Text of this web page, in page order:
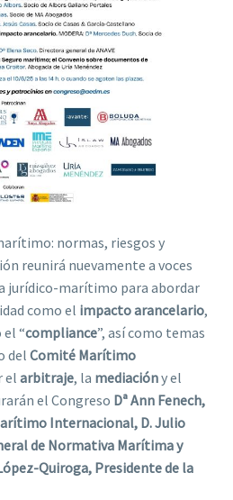
normas, riesgos y
reunirá nuevamente a voces
jurídico-marítimo para abordar
como el impacto arancelario,
el “compliance”, así como temas
del Comité Marítimo
el arbitraje, la mediacióny el
el Congreso Dª Ann Fenech,
Internacional, D. Julio
de Normativa Marítima y
Quiroga, Presidente de la